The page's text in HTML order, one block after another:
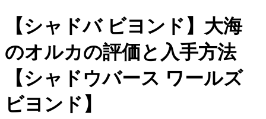
【シャドバ ビヨンド】大海
のオルカの評価と入手方法
【シャドウバース ワールズ
ビヨンド】